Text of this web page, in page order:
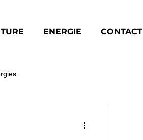
ENERGIE CONTACT